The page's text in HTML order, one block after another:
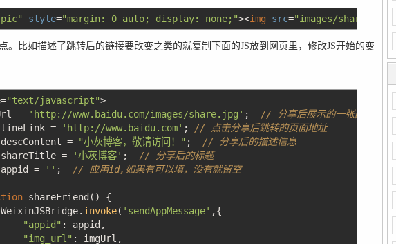
style="margin: 0 auto; display: none;"><img src="images/share.jpg"
。比如描述了跳转后的链接要改变之类的就复制下面的JS放到网页里，修改JS开始的变
="text/javascript">
= 'http://www.baidu.com/images/share.jpg' ;
// 分享后展示的一张图片
lineLink = 'http://www.baidu.com' ;
// 点击分享后跳转的页面地址
descContent = "小灰博客，敬请访问！" ;
// 分享后的描述信息
shareTitle = '小灰博客' ;
// 分享后的标题
appid = '' ; // 应用id,如果有可以填，没有就留空
shareFriend ( )
{
invoke( 'sendAppMessage' ,{
"appid" : appid ,
"img_url" : imgUrl ,